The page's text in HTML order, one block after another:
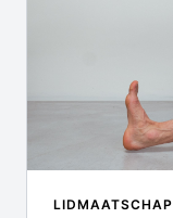
LIDMAATSCHAP